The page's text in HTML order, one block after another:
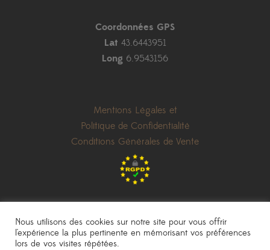
Coordonnées GPS
Lat 43.6443951
Long 6.9543156
Mentions Légales et
Politique de Confidentialité
Conditions Générales de Vente
Nous utilisons des cookies sur notre site pour vous offrir
l'expérience la plus pertinente en mémorisant vos préférences
lors de vos visites répétées.